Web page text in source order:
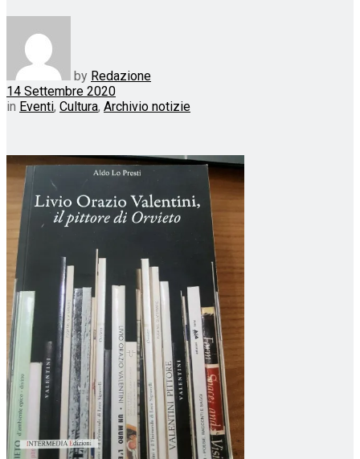
by Redazione
14 Settembre 2020
in Eventi, Cultura, Archivio notizie